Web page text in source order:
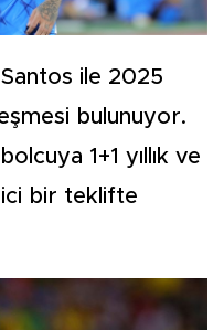
ile 2025
bulunuyor.
1+1 yıllık ve
bir teklifte